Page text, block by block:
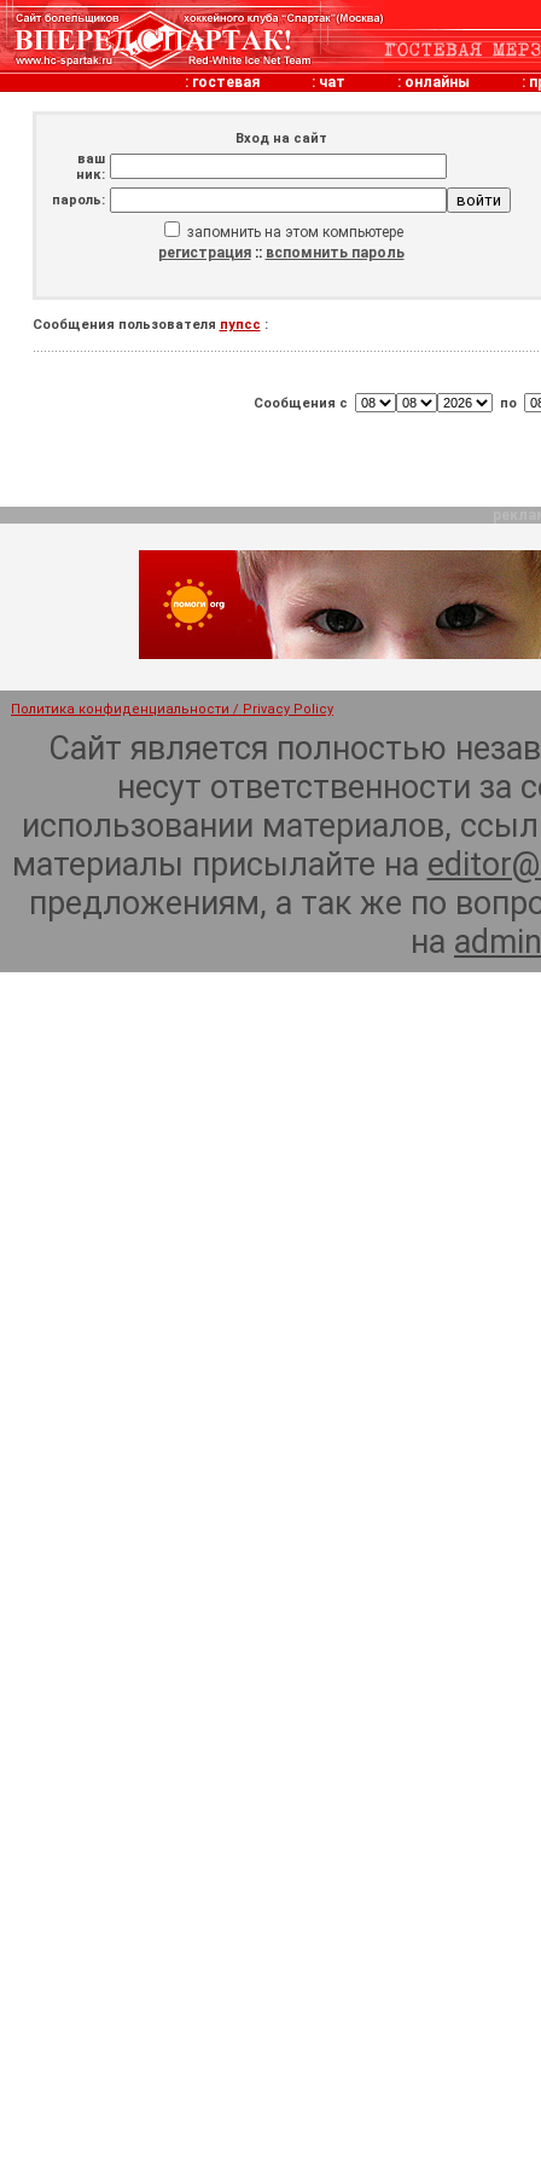
: гостевая : чат : онлайны :
Вход на сайт
ваш
ник:
пароль:
запомнить на этом компьютере
регистрация:: вспомнить пароль
Сообщения пользователя пупсс :
Сообщения с по
Политика конфиденциальности / Privacy Policy
Сайт является полностью
несут ответственности
использовании материалов,
материалы присылайте на
предложениям, а так же по
на